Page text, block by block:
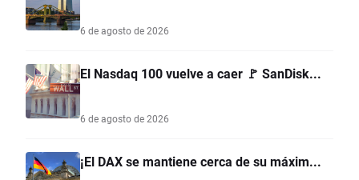
6 de agosto de 2026
El Nasdaq 100 vuelve a caer 🚩 SanDisk...
6 de agosto de 2026
¡El DAX se mantiene cerca de su máxim...